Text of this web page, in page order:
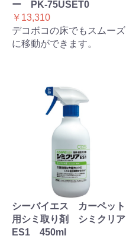
ー PK-75USET0
￥13,310
デコボコの床でもスムーズ
に移動ができます。
シーバイエス カーペット
用シミ取り剤 シミクリア
ES1 450ml